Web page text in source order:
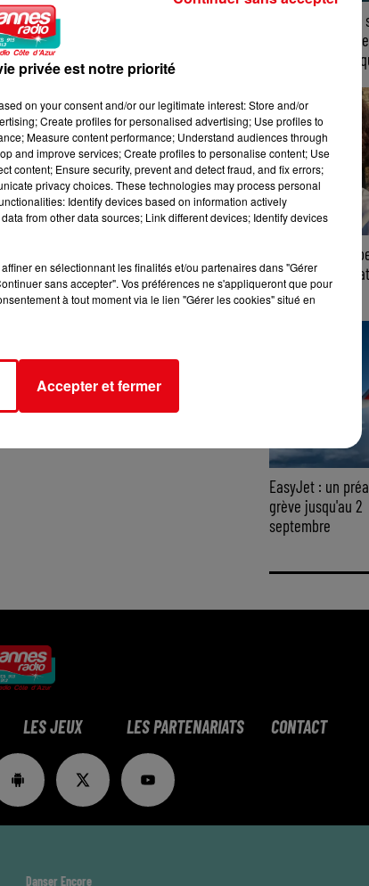
Nice : Éric
justice après une
chanson
Affaire Jean
placé sous le
témoin assisté
EasyJet : un
grève jusqu'au 2
septembre
LES JEUX LES PARTENARIATS CONTACT
Danser Encore
privée est notre priorité
on your consent and/or our legitimate interest: Store and/or
Create profiles for personalised advertising; Use profiles to
Measure content performance; Understand audiences through
and improve services; Create profiles to personalise content; Use
content; Ensure security, prevent and detect fraud, and fix errors;
privacy choices. These technologies may process personal
Identify devices based on information actively
from other data sources; Link different devices; Identify devices
en sélectionnant les finalités et/ou partenaires dans "Gérer
sans accepter". Vos préférences ne s'appliqueront que pour
à tout moment via le lien "Gérer les cookies" situé en
Accepter et fermer